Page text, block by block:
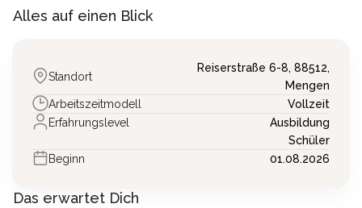
Alles auf einen Blick
Standort
Reiserstraße 6-8, 88512,
Mengen
Arbeitszeitmodell
Vollzeit
Erfahrungslevel
Ausbildung
Schüler
Beginn
01.08.2026
Das erwartet Dich